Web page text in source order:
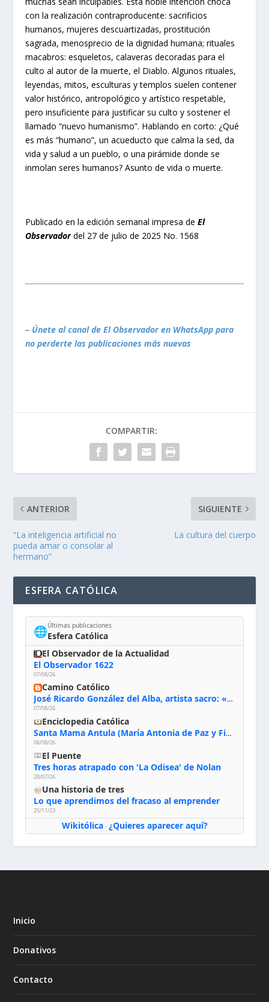
con la realización contraproducente: sacrificios
humanos, mujeres descuartizadas, prostitución
sagrada, menosprecio de la dignidad humana; rituales
macabros: esqueletos, calaveras decoradas para el
culto al autor de la muerte, el Diablo. Algunos rituales,
leyendas, mitos, esculturas y templos suelen contener
valor histórico, antropológico y artístico respetable,
pero insuficiente para justificar su culto y sostener el
llamado “nuevo humanismo”. Hablando en corto: ¿Qué
es más “humano”, un acueducto que calma la sed, da
vida y salud a un pueblo, o una pirámide donde se
inmolan seres humanos? Asunto de vida o muerte.
Publicado en la edición semanal impresa deEl
Observadordel 27 de julio de 2025 No. 1568
– Únete al canal de El Observador en WhatsApp para
no perderte las publicaciones más nuevas
COMPARTIR:
ANTERIOR
“La inteligencia artificial no
pueda amar o consolar al
hermano”
SIGUIENTE
La cultura del cuerpo
ESFERA CATÓLICA
🌐Últimas publicaciones
Esfera Católica
El Observador de la Actualidad
El Observador 1622
07/08/26
Camino Católico
José Ricardo González del Alba, artista sacro: «Yo oro, hablo con Dios, le pido al Espíritu Santo su inspiración y siempre pinto rezando el rosario para que sea Él quien actúe a través de mis manos»
07/08/26
Enciclopedia Católica
Santa Mama Antula (María Antonia de Paz y Figueroa)
06/08/26
El Puente
Tres horas atrapado con 'La Odisea' de Nolan
28/07/26
Una historia de tres
Lo que aprendimos del fracaso al emprender
25/11/23
Wikitólica· ¿Quieres aparecer aquí?
Inicio
Donativos
Contacto